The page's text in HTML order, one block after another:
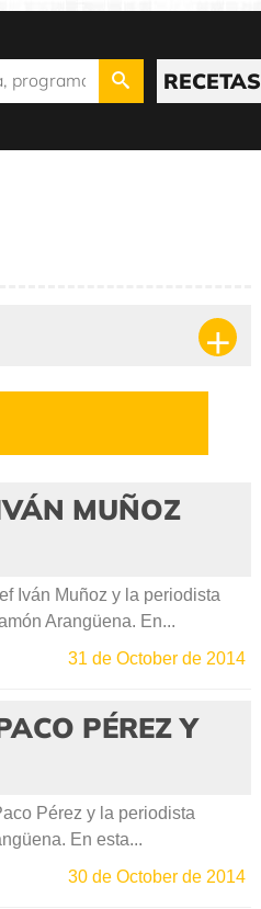
RECETAS
MUÑOZ
Iván Muñoz y la periodista
Arangüena. En...
31 de October de 2014
PÉREZ Y
Pérez y la periodista
En esta...
30 de October de 2014